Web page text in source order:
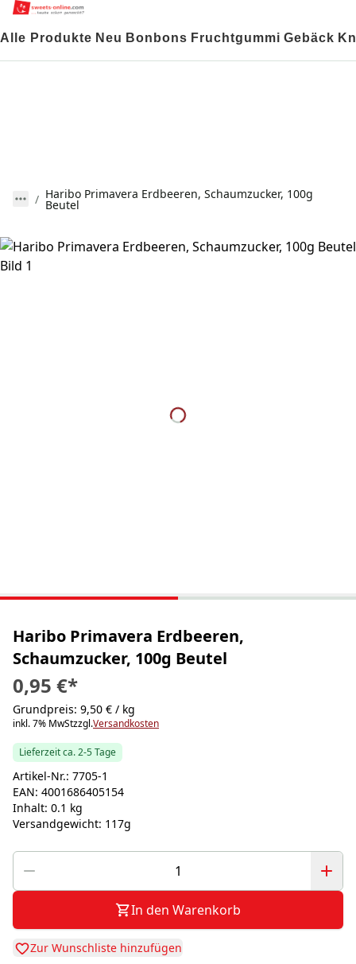
Alle Produkte Neu Bonbons Fruchtgummi Gebäck
Haribo Primavera Erdbeeren, Schaumzucker, 100g
Beutel
Haribo Primavera Erdbeeren,
Schaumzucker, 100g Beutel
0,95 €*
Grundpreis: 9,50 € / kg
inkl. 7% MwStzzgl.Versandkosten
Lieferzeit ca. 2-5 Tage
Artikel-Nr.: 7705-1
EAN: 4001686405154
Inhalt: 0.1 kg
Versandgewicht: 117g
In den Warenkorb
Zur Wunschliste hinzufügen